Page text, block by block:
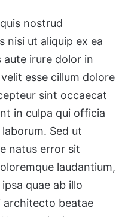
nostrud
nisi ut aliquip ex ea
aute irure dolor in
esse cillum dolore
sint occaecat
in culpa qui officia
Sed ut
natus error sit
laudantium,
quae ab illo
architecto beatae